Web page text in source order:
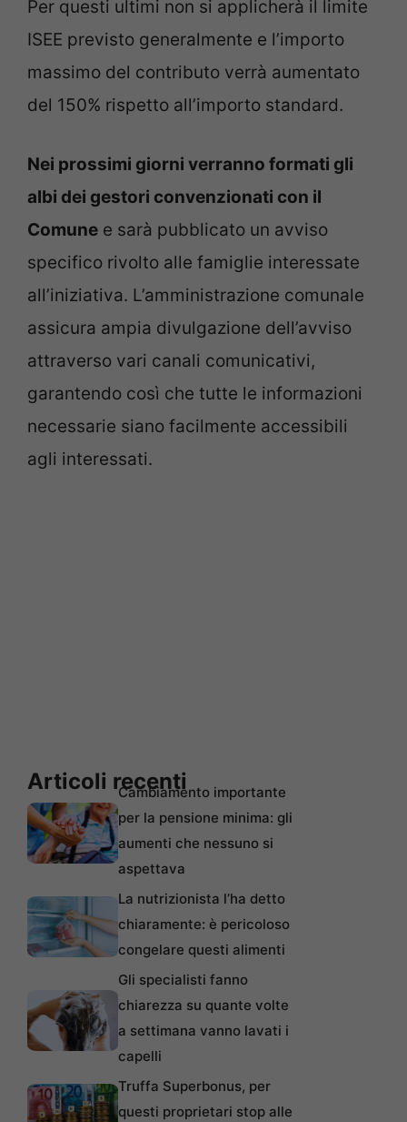
Per questi ultimi non si applicherà il limite
ISEE previsto generalmente e l’importo
massimo del contributo verrà aumentato
del 150% rispetto all’importo standard.
Nei prossimi giorni verranno formati gli
albi dei gestori convenzionati con il
Comune e sarà pubblicato un avviso
specifico rivolto alle famiglie interessate
all’iniziativa. L’amministrazione comunale
assicura ampia divulgazione dell’avviso
attraverso vari canali comunicativi,
garantendo così che tutte le informazioni
necessarie siano facilmente accessibili
agli interessati.
Articoli recentiCambiamento importante
per la pensione minima: gli
aumenti che nessuno si
aspettava
La nutrizionista l’ha detto
chiaramente: è pericoloso
congelare questi alimenti
Gli specialisti fanno
chiarezza su quante volte
a settimana vanno lavati i
capelli
Truffa Superbonus, per
questi proprietari stop alle